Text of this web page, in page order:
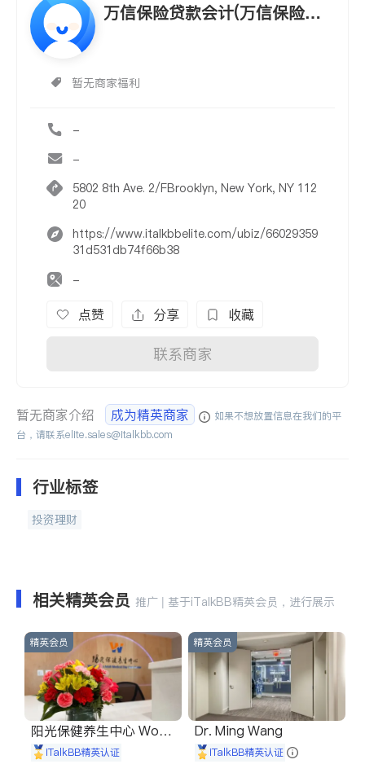
万信保险贷款会计(万信保险贷
暂无商家福利
-
-
5802 8th Ave. 2/FBrooklyn, New York, NY 112
20
https://www.italkbbelite.com/ubiz/66029359
31d531db74f66b38
-
点赞 分享 收藏
联系商家
暂无商家介绍 成为精英商家
如果不想放置信息在我们的平
台，请联系elite.sales@italkbb.com
行业标签
投资理财
相关精英会员 推广 | 基于iTalkBB精英会员，进行展示
精英会员
阳光保健养生中心 World
shine
iTalkBB精英认证
精英会员
Dr. Ming Wang
iTalkBB精英认证